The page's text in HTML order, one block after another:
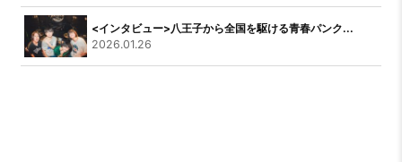
<インタビュー>八王子から全国を駆ける青春パンク...
2026.01.26